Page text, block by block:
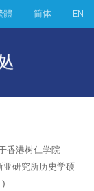
體 简体 EN
香港树仁学院
亚研究所历史学硕
)